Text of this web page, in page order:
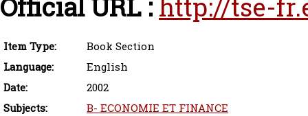
Official URL : http://tse-
Item Type:
Book Section
Language:
English
Date:
2002
Subjects:
B- ECONOMIE ET FINANCE